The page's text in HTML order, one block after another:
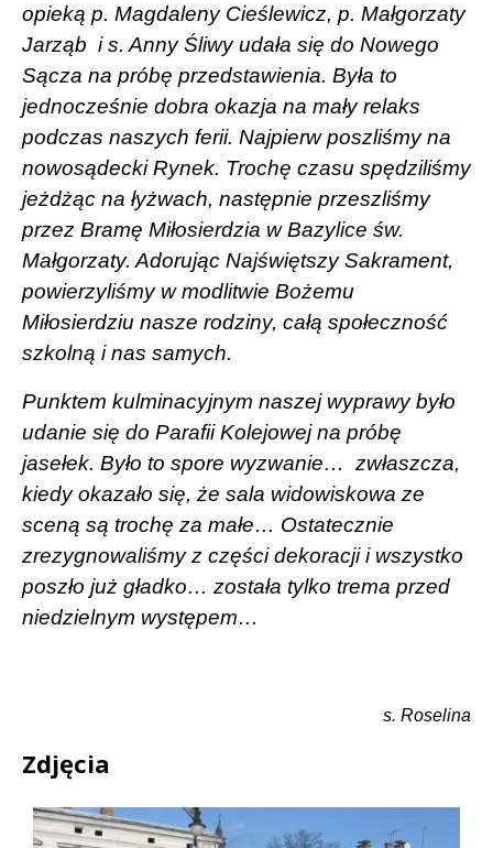
opieką p. Magdaleny Cieślewicz, p. Małgorzaty
Jarząb i s. Anny Śliwy udała się do Nowego
Sącza na próbę przedstawienia. Była to
jednocześnie dobra okazja na mały relaks
podczas naszych ferii. Najpierw poszliśmy na
nowosądecki Rynek. Trochę czasu spędziliśmy
jeżdżąc na łyżwach, następnie przeszliśmy
przez Bramę Miłosierdzia w Bazylice św.
Małgorzaty. Adorując Najświętszy Sakrament,
powierzyliśmy w modlitwie Bożemu
Miłosierdziu nasze rodziny, całą społeczność
szkolną i nas samych.
Punktem kulminacyjnym naszej wyprawy było
udanie się do Parafii Kolejowej na próbę
jasełek. Było to spore wyzwanie…
zwłaszcza,
kiedy okazało się, że sala widowiskowa ze
sceną są trochę za małe… Ostatecznie
zrezygnowaliśmy z części dekoracji i wszystko
poszło już gładko… została tylko trema przed
niedzielnym występem…
s. Roselina
Zdjęcia